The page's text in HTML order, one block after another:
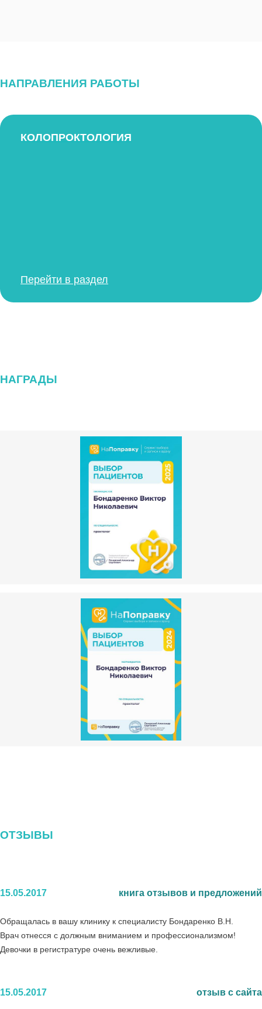
НАПРАВЛЕНИЯ РАБОТЫ
КОЛОПРОКТОЛОГИЯ
Перейти в раздел
НАГРАДЫ
ОТЗЫВЫ
15.05.2017 книга отзывов и предложений
Обращалась в вашу клинику к специалисту Бондаренко В.Н.
Врач отнесся с должным вниманием и профессионализмом!
Девочки в регистратуре очень вежливые.
15.05.2017 отзыв с сайта